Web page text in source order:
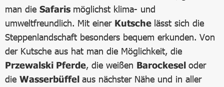
man die Safaris möglichst klima- und
umweltfreundlich. Mit einer Kutsche lässt sich die
Steppenlandschaft besonders bequem erkunden. Von
der Kutsche aus hat man die Möglichkeit, die
Przewalski Pferde, die weißen Barockesel oder
die Wasserbüffel aus nächster Nähe und in aller